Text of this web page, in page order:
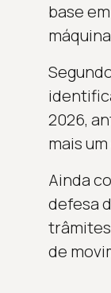
base
2026,
mais
Ainda
defesa
de